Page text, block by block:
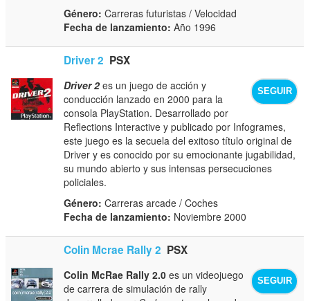
Género: Carreras futuristas / Velocidad
Fecha de lanzamiento: Año 1996
Driver 2 PSX
SEGUIR
Driver 2es un juego de acción y
conducción lanzado en 2000 para la
consola PlayStation. Desarrollado por
Reflections Interactive y publicado por Infogrames,
este juego es la secuela del exitoso título original de
Driver y es conocido por su emocionante jugabilidad,
su mundo abierto y sus intensas persecuciones
policiales.
Género: Carreras arcade / Coches
Fecha de lanzamiento: Noviembre 2000
Colin Mcrae Rally 2 PSX
SEGUIR
Colin McRae Rally 2.0 es un videojuego
de carrera de simulación de rally